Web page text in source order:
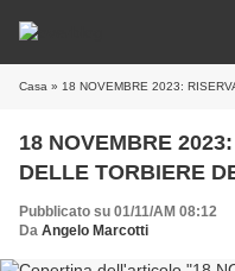
Casa » 18 NOVEMBRE 2023:
18 NOVEMBRE
DELLE TORBIERE
Pubblicato su 01/11/AM 08:12
Da Angelo Marcotti